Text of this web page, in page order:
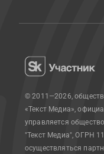
© 2011—2026,
«Текст Медиа»,
управляется
"Текст Медиа", ОГРН
осуществляться